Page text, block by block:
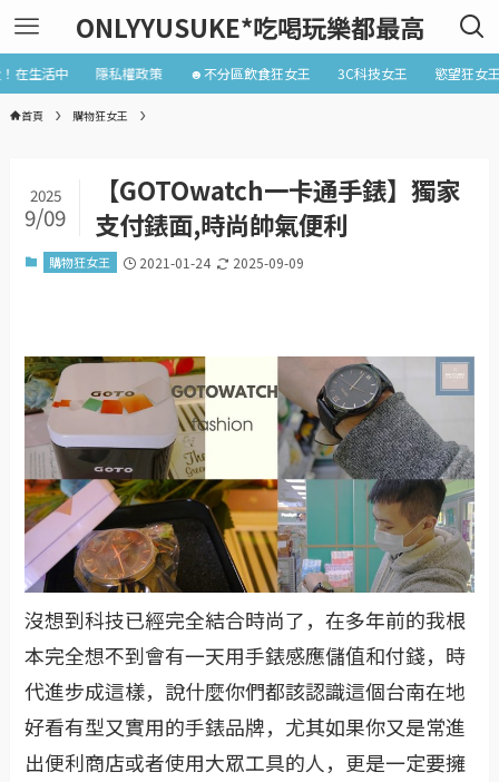
ONLYYUSUKE*吃喝玩樂都最高
在生活中 隱私權政策 ☻不分區飲食狂女王 3C科技女王 慾望狂女
首頁 購物狂女王
【GOTOwatch一卡通手錶】獨家
支付錶面,時尚帥氣便利
2025
9/09
購物狂女王 2021-01-24 2025-09-09
沒想到科技已經完全結合時尚了，在多年前的我根
本完全想不到會有一天用手錶感應儲值和付錢，時
代進步成這樣，說什麼你們都該認識這個台南在地
好看有型又實用的手錶品牌，尤其如果你又是常進
出便利商店或者使用大眾工具的人，更是一定要擁